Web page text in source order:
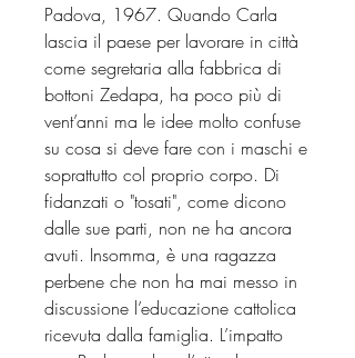
Padova, 1967. Quando Carla
lascia il paese per lavorare in città
come segretaria alla fabbrica di
bottoni Zedapa, ha poco più di
vent’anni ma le idee molto confuse
su cosa si deve fare con i maschi e
soprattutto col proprio corpo. Di
fidanzati o "tosati", come dicono
dalle sue parti, non ne ha ancora
avuti. Insomma, è una ragazza
perbene che non ha mai messo in
discussione l’educazione cattolica
ricevuta dalla famiglia. L’impatto